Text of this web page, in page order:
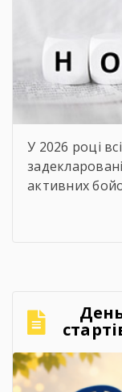
У 2026 році
активних
участь в